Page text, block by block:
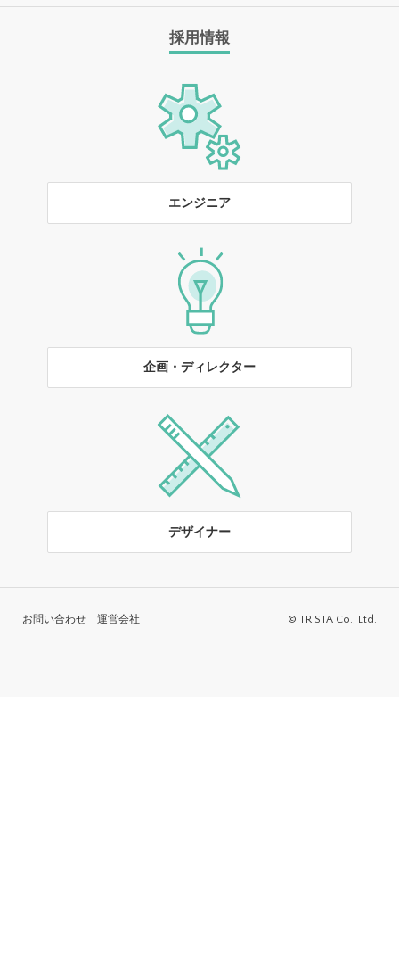
採用情報
エンジニア
企画・ディレクター
デザイナー
お問い合わせ 運営会社 © TRISTA Co., Ltd.